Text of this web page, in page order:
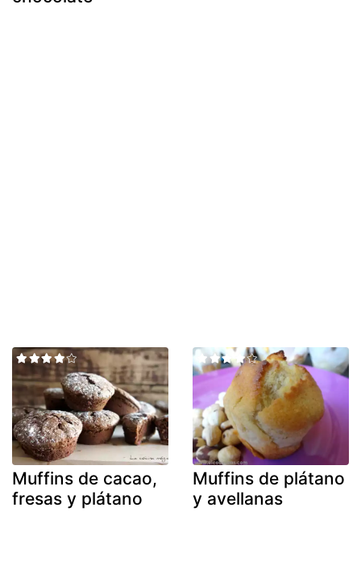
Muffins de cacao,
fresas y plátano
Muffins de plátano
y avellanas